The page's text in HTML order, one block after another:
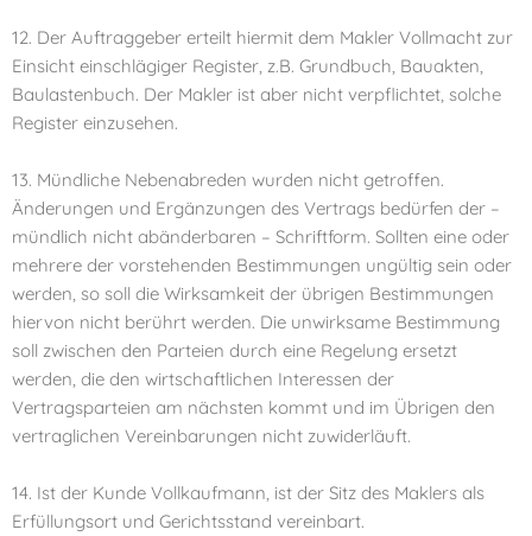
12. Der Auftraggeber erteilt hiermit dem Makler Vollmacht zur
Einsicht einschlägiger Register, z.B. Grundbuch, Bauakten,
Baulastenbuch. Der Makler ist aber nicht verpflichtet, solche
Register einzusehen.
13. Mündliche Nebenabreden wurden nicht getroffen.
Änderungen und Ergänzungen des Vertrags bedürfen der –
mündlich nicht abänderbaren – Schriftform. Sollten eine oder
mehrere der vorstehenden Bestimmungen ungültig sein oder
werden, so soll die Wirksamkeit der übrigen Bestimmungen
hiervon nicht berührt werden. Die unwirksame Bestimmung
soll zwischen den Parteien durch eine Regelung ersetzt
werden, die den wirtschaftlichen Interessen der
Vertragsparteien am nächsten kommt und im Übrigen den
vertraglichen Vereinbarungen nicht zuwiderläuft.
14. Ist der Kunde Vollkaufmann, ist der Sitz des Maklers als
Erfüllungsort und Gerichtsstand vereinbart.